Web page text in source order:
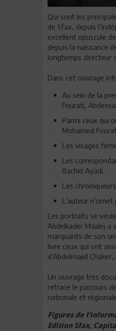
Qui sont les
de Sfax, depuis
excellent opuscule
depuis la naissance
longtemps directeur
Dans cet ouvrage
Au sein de la
Fourati,
Parmi ceux qui
Mohamed
Les visages
Les
Rachid Ayadi.
Les
L’auteur
Les portraits se
Abdelkader Maalej
marquants de son
livre ceux qui ont
d’Abdelmajid
Un ouvrage très
retrace le parcours
nationale et
Figures de
Edition Sfax,